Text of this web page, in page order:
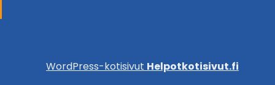
WordPress-kotisivut Helpotkotisivut.fi